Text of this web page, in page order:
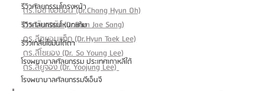
รีวิวศัลยกรรมโครงหน้า
รีวิวศัลยกรรมโหนกแก้ม
รีวิวเกลี่ยไขมันใต้ตา
โรงพยาบาลศัลยกรรม ประเทศเกาหลีใต้
โรงพยาบาลศัลยกรรมจีเอ็นจี
ดร.โอชางฮยอน (Dr.Chang Hyun Oh)
ดร.บันแจซัง (Dr.Barn Jae Sang)
ดร.ลีฮยอนแท็ก (Dr.Hyun Taek Lee)
ดร.ลีโซยอง (Dr. So Young Lee)
ดร.ลียูจอง (Dr. Yoojung Lee)